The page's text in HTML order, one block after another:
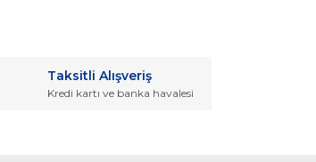
iletebilirsiniz.
Taksitli Alışveriş
Kredi kartı ve banka havalesi